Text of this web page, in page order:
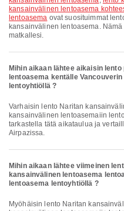
kansainvälinen lentoasema
lentoasema ovat suosituimmat
kansainvälinen lentoasema.
matkallesi.
Mihin aikaan lähtee aikaisin
lentoasema kentälle
lentoyhtiöllä ?
Varhaisin lento Naritan kansainvälinen lentoasemasta Vancouverin
kansainvälinen lentoasemaiin
tarkastella tätä aikataulua ja
Airpazissa.
Mihin aikaan lähtee viimeinen
kansainvälinen lentoasema
lentoasema lentoyhtiöllä ?
Myöhäisin lento Naritan kansainvälinen lentoasemasta Vancouverin